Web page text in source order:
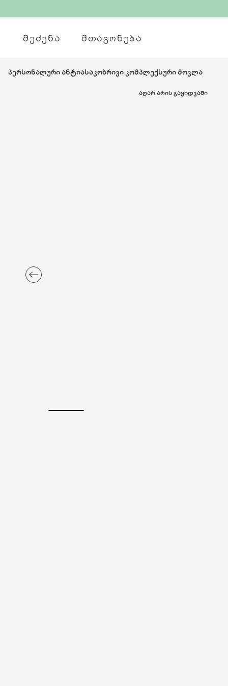
ᲨᲔᲫᲔᲜᲐ ᲨᲗᲐᲒᲝᲜᲔᲑᲐ
პერსონალური ანტიასაკობრივი კომპლექსური მოვლა
ᲐᲦᲐᲠ ᲐᲠᲘᲡ ᲒᲐᲧᲘᲓᲕᲐᲨᲘ